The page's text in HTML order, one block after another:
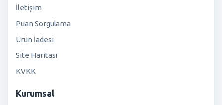
İletişim
Puan Sorgulama
Ürün İadesi
Site Haritası
KVKK
Kurumsal